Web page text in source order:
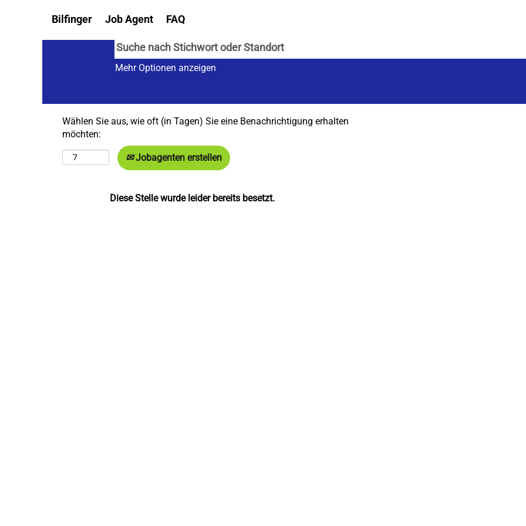
Bilfinger Job Agent FAQ
Mehr Optionen anzeigen
Wählen Sie aus, wie oft (in Tagen) Sie eine Benachrichtigung erhalten
möchten:
Jobagenten erstellen
Diese Stelle wurde leider bereits besetzt.